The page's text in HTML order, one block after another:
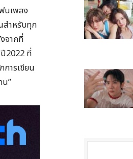
นเพลง
สำหรับทุก
จากที่
2022 ที่
การเขียน
”